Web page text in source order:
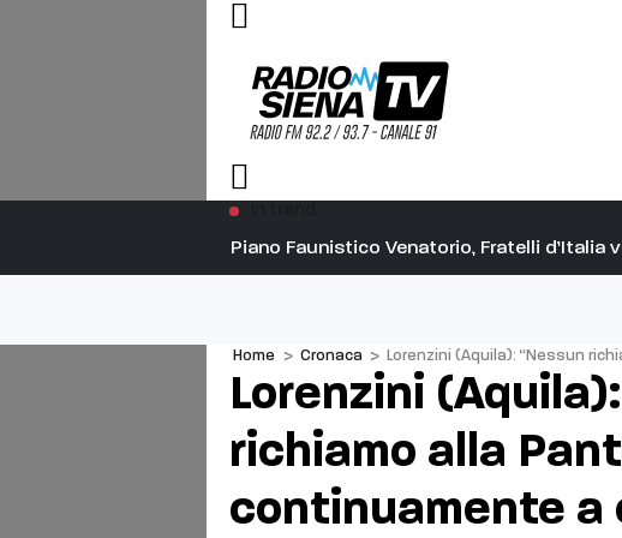
Piano Faunistico Venatorio, Fratelli
Home > Cronaca > Lorenzini (Aquila): “Nessun
Lorenzini
richiamo alla
continuamente a